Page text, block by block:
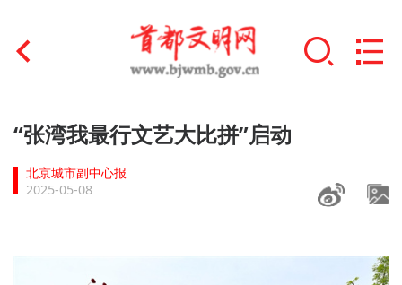
首页
文明创建
+
“张湾我最行文艺大比拼”启动
北京城市副中心报
2025-05-08